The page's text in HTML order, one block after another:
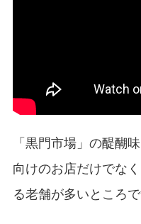
「黒門市場」の醍醐
向けのお店だけでな
る老舗が多いところで